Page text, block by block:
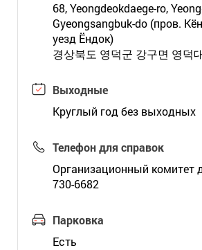
68, Yeongdeokdaege-ro,
Gyeongsangbuk-do (пров.
уезд Ёндок)
경상북도 영덕군 강구면 영덕
Выходные
Круглый год без выходных
Телефон для справок
Организационный комитет
730-6682
Парковка
Есть